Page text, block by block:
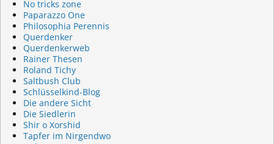
No tricks zone
Paparazzo One
Philosophia Perennis
Querdenker
Querdenkerweb
Rainer Thesen
Roland Tichy
Saltbush Club
Schlüsselkind-Blog
Die andere Sicht
Die Siedlerin
Shir o Xorshid
Tapfer im Nirgendwo